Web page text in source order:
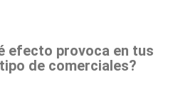
efecto provoca en tus
de comerciales?